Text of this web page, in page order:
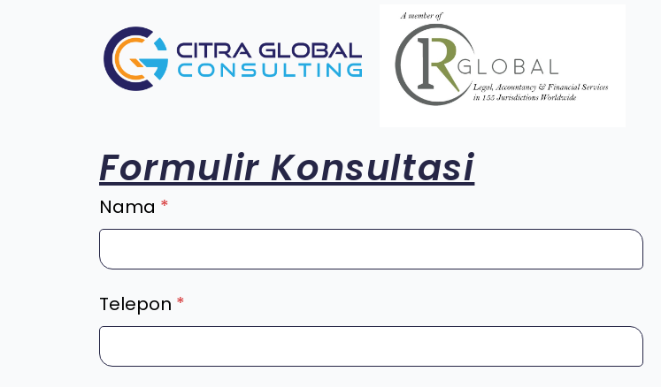
Formulir Konsultasi
Nama *
Telepon *